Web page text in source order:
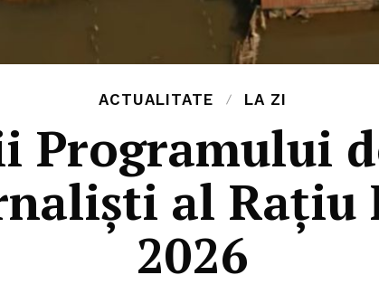
ACTUALITATE LA ZI
Programului
al Rațiu
2026